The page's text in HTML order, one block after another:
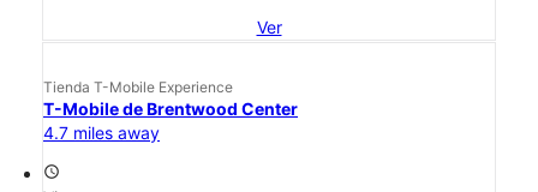
Ver
Tienda T-Mobile Experience
T-Mobile de Brentwood Center
4.7 miles away
access_time